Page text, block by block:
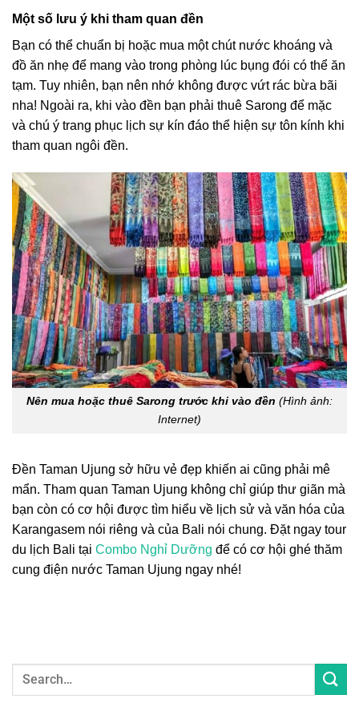
Một số lưu ý khi tham quan đền
Bạn có thể chuẩn bị hoặc mua một chút nước khoáng và
đồ ăn nhẹ để mang vào trong phòng lúc bụng đói có thể ăn
tạm. Tuy nhiên, bạn nên nhớ không được vứt rác bừa bãi
nha! Ngoài ra, khi vào đền bạn phải thuê Sarong để mặc
và chú ý trang phục lịch sự kín đáo thể hiện sự tôn kính khi
tham quan ngôi đền.
Nên mua hoặc thuê Sarong trước khi vào đền (Hình ảnh:
Internet)
Đền Taman Ujung sở hữu vẻ đẹp khiến ai cũng phải mê
mẩn. Tham quan Taman Ujung không chỉ giúp thư giãn mà
bạn còn có cơ hội được tìm hiểu về lịch sử và văn hóa của
Karangasem nói riêng và của Bali nói chung. Đặt ngay tour
du lịch Bali tại Combo Nghỉ Dưỡng để có cơ hội ghé thăm
cung điện nước Taman Ujung ngay nhé!